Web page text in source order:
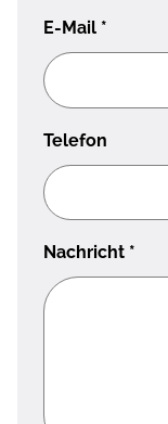
E-Mail *
Telefon
Nachricht *